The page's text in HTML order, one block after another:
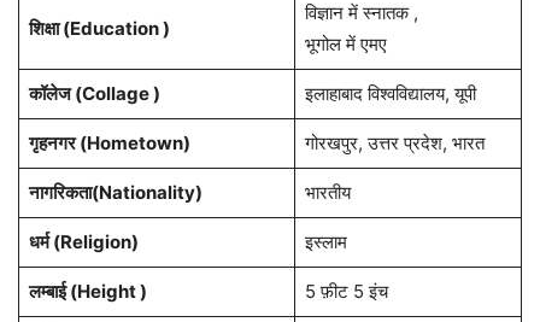
शिक्षा (Education )
विज्ञान में स्नातक ,
भूगोल में एमए
कॉलेज (Collage ) इलाहाबाद विश्वविद्यालय, यूपी
गृहनगर (Hometown) गोरखपुर, उत्तर प्रदेश, भारत
नागरिकता(Nationality) भारतीय
धर्म (Religion) इस्लाम
लम्बाई (Height ) 5 फ़ीट 5 इंच